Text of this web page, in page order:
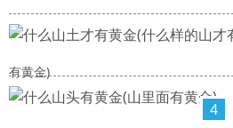
有黄金)
4